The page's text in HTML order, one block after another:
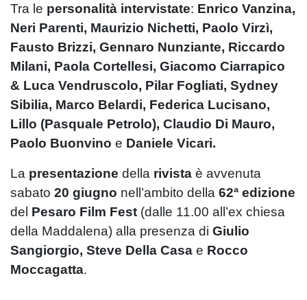
Tra le personalità intervistate: Enrico Vanzina,
Neri Parenti, Maurizio Nichetti, Paolo Virzì,
Fausto Brizzi, Gennaro Nunziante, Riccardo
Milani, Paola Cortellesi, Giacomo Ciarrapico
& Luca Vendruscolo, Pilar Fogliati, Sydney
Sibilia, Marco Belardi, Federica Lucisano,
Lillo (Pasquale Petrolo), Claudio Di Mauro,
Paolo Buonvino e Daniele Vicari.
La presentazione della rivista è avvenuta
sabato 20 giugno nell’ambito della 62ª edizione
del Pesaro Film Fest (dalle 11.00 all’ex chiesa
della Maddalena) alla presenza di Giulio
Sangiorgio, Steve Della Casa e Rocco
Moccagatta.